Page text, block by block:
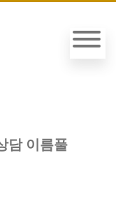
담 이름풀